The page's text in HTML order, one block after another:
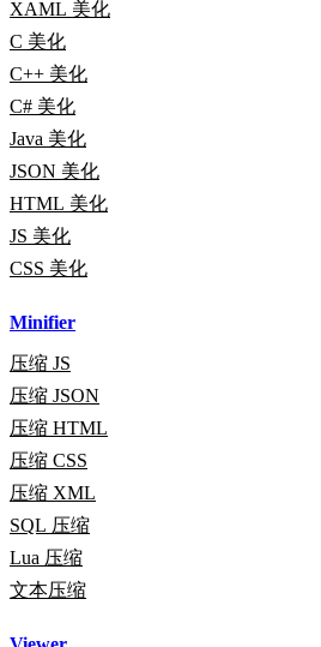
XAML 美化
C 美化
C++ 美化
C# 美化
Java 美化
JSON 美化
HTML 美化
JS 美化
CSS 美化
Minifier
压缩 JS
压缩 JSON
压缩 HTML
压缩 CSS
压缩 XML
SQL 压缩
Lua 压缩
文本压缩